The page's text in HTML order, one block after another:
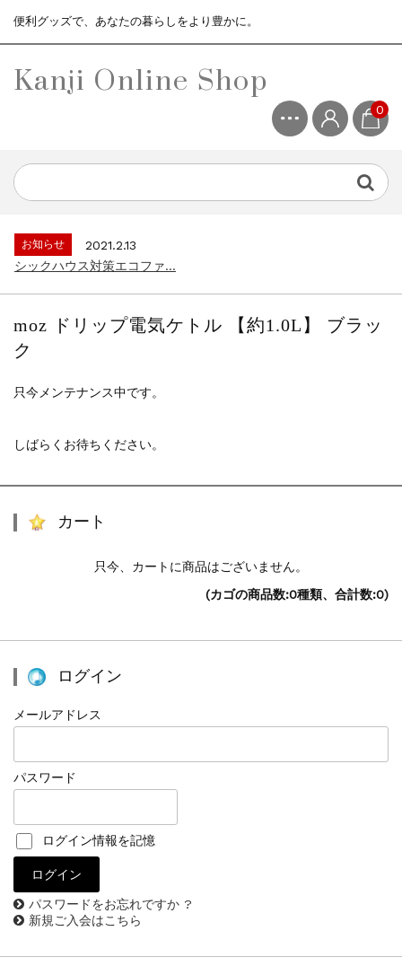
便利グッズで、あなたの暮らしをより豊かに。
Kanji Online Shop 0
シックハウス対策エコファ...
お知らせ
2021.4.13
お知らせ
2021.2.13
シックハウス対策エコファ...
お知らせ
2021.2.13
シックハウス対策エコファ...
moz ドリップ電気ケトル 【約1.0L】 ブラッ
ク
只今メンテナンス中です。
しばらくお待ちください。
カート
只今、カートに商品はございません。
(カゴの商品数:0種類、合計数:0)
ログイン
メールアドレス
パスワード
ログイン情報を記憶
パスワードをお忘れですか ?
新規ご入会はこちら